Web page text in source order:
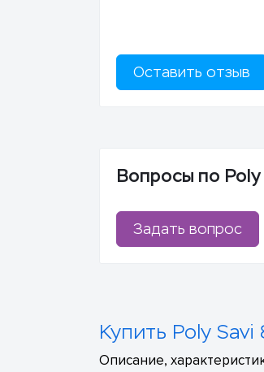
Оставить отзыв
Вопросы по
Задать вопрос
Купить Poly
Описание,